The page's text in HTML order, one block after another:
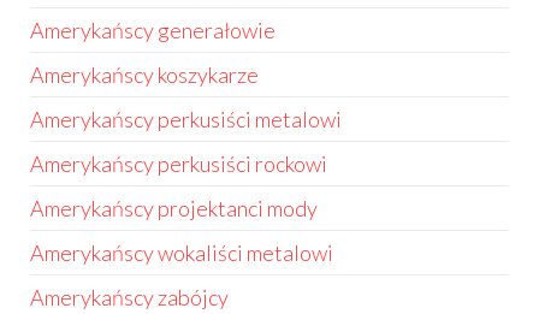
Amerykańscy generałowie
Amerykańscy koszykarze
Amerykańscy perkusiści metalowi
Amerykańscy perkusiści rockowi
Amerykańscy projektanci mody
Amerykańscy wokaliści metalowi
Amerykańscy zabójcy